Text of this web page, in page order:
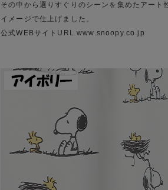
その中から選りすぐりのシーンを集めたアー
イメージで仕上げました。
公式WEBサイトURL www.snoopy.co.jp